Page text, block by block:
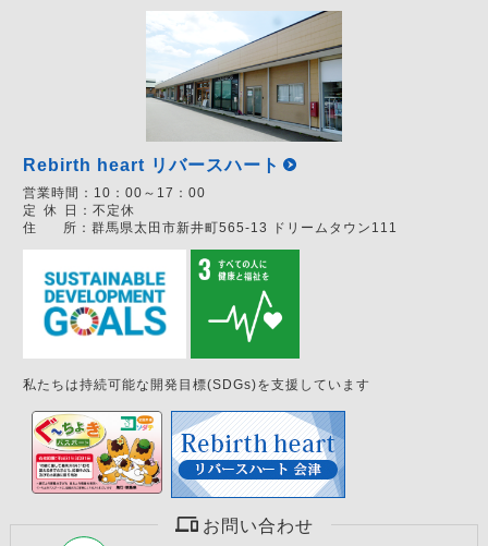
Rebirth heart リバースハート
営業時間： 10：00～17：00
定 休 日： 不定休
住
所： 群馬県太田市新井町565-13 ドリームタウン111
私たちは持続可能な開発目標(SDGs)を支援しています
お問い合わせ